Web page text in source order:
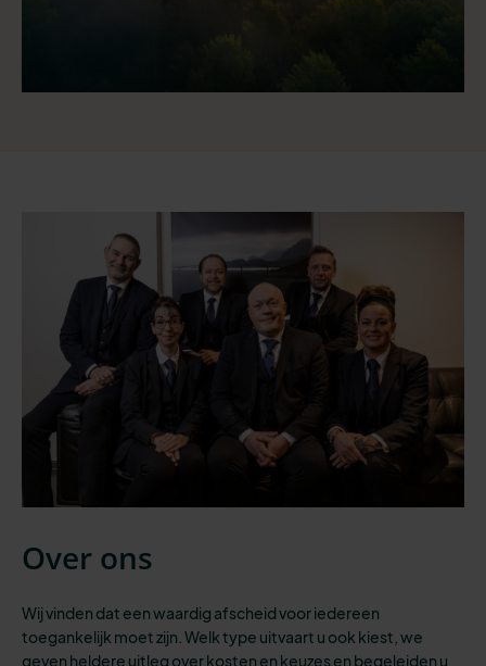
Over ons
Wij vinden dat een waardig afscheid voor iedereen
toegankelijk moet zijn. Welk type uitvaart u ook kiest, we
geven heldere uitleg over kosten en keuzes en begeleiden u